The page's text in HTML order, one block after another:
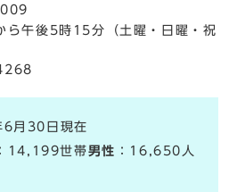
ら午後5時15分（土曜・日曜・祝
月30日現在
：14,199世帯男性 ：16,650人